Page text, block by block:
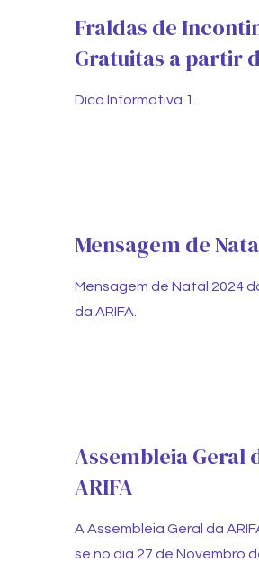
Fraldas de
Gratuitas a partir
Dica Informativa 1.
Mensagem de
Mensagem de Natal 2024
da ARIFA.
Assembleia Geral
ARIFA
A Assembleia Geral da
se no dia 27 de Novembro